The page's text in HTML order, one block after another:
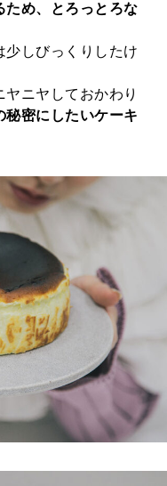
ため、とろっとろな
少しびっくりしたけ
ニヤしておかわり
秘密にしたいケーキ